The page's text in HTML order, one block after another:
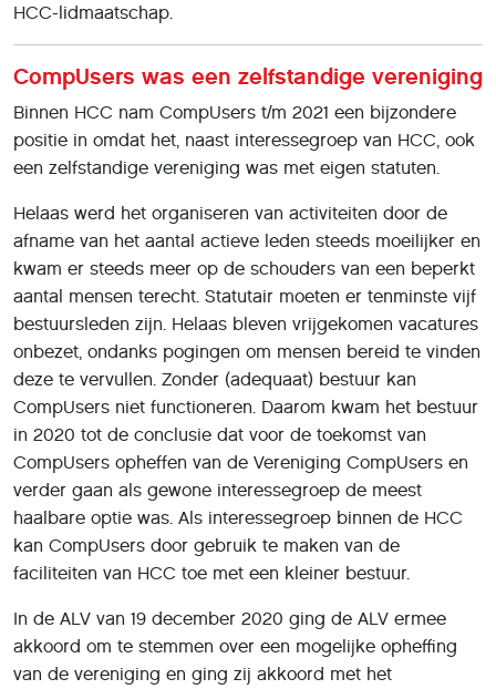
HCC-lidmaatschap.
CompUsers was een zelfstandige vereniging
Binnen HCC nam CompUsers t/m 2021 een bijzondere
positie in omdat het, naast interessegroep van HCC, ook
een zelfstandige vereniging was met eigen statuten.
Helaas werd het organiseren van activiteiten door de
afname van het aantal actieve leden steeds moeilijker en
kwam er steeds meer op de schouders van een beperkt
aantal mensen terecht. Statutair moeten er tenminste vijf
bestuursleden zijn. Helaas bleven vrijgekomen vacatures
onbezet, ondanks pogingen om mensen bereid te vinden
deze te vervullen. Zonder (adequaat) bestuur kan
CompUsers niet functioneren. Daarom kwam het bestuur
in 2020 tot de conclusie dat voor de toekomst van
CompUsers opheffen van de Vereniging CompUsers en
verder gaan als gewone interessegroep de meest
haalbare optie was. Als interessegroep binnen de HCC
kan CompUsers door gebruik te maken van de
faciliteiten van HCC toe met een kleiner bestuur.
In de ALV van 19 december 2020 ging de ALV ermee
akkoord om te stemmen over een mogelijke opheffing
van de vereniging en ging zij akkoord met het